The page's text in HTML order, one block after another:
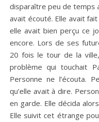
disparaître peu de temps
avait écouté. Elle avait fait
elle avait bien perçu ce
encore. Lors de ses
20 fois le tour de la
problème qui touchait
Personne ne l’écouta.
qu’elle avait à dire.
en garde. Elle décida
Elle suivit cet étrange